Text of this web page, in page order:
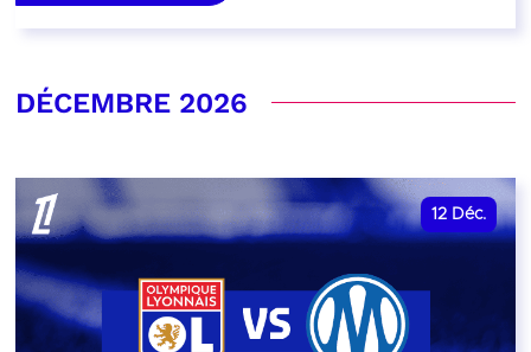
DÉCEMBRE 2026
12 Déc.